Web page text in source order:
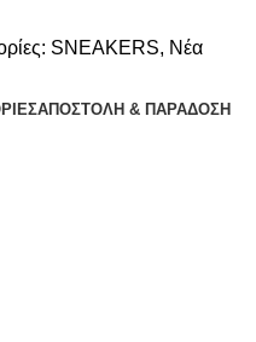
SNEAKERS, Νέα
ΑΠΟΣΤΟΛΉ & ΠΑΡΆΔΟΣΗ